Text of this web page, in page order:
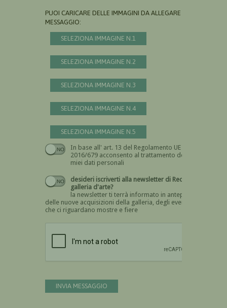
PUOI CARICARE DELLE IMMAGINI DA ALLEGARE AL
MESSAGGIO:
SELEZIONA IMMAGINE N.1
SELEZIONA IMMAGINE N.2
SELEZIONA IMMAGINE N.3
SELEZIONA IMMAGINE N.4
SELEZIONA IMMAGINE N.5
In base all' art. 13 del Regolamento UE n.
2016/679 acconsento al trattamento dei
miei dati personali
Devi dare il consenso
desideri iscriverti alla newsletter di Recta
galleria d'arte?
la newsletter ti terrà informato in anteprima
delle nuove acquisizioni della galleria, degli eventi
che ci riguardano mostre e fiere
INVIA MESSAGGIO